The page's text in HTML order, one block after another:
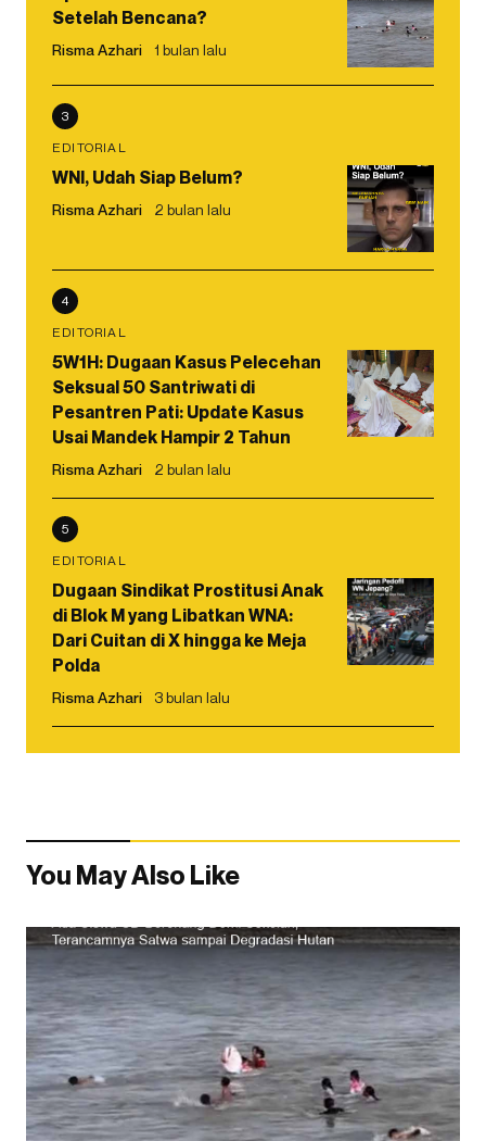
Setelah Bencana?
Risma Azhari 1 bulan lalu
3
EDITORIAL
WNI, Udah Siap Belum?
Risma Azhari 2 bulan lalu
4
EDITORIAL
5W1H: Dugaan Kasus Pelecehan
Seksual 50 Santriwati di
Pesantren Pati: Update Kasus
Usai Mandek Hampir 2 Tahun
Risma Azhari 2 bulan lalu
5
EDITORIAL
Dugaan Sindikat Prostitusi Anak
di Blok M yang Libatkan WNA:
Dari Cuitan di X hingga ke Meja
Polda
Risma Azhari 3 bulan lalu
You May Also Like